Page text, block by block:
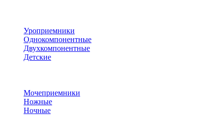
Уроприемники
Однокомпонентные
Двухкомпонентные
Детские
Мочеприемники
Ножные
Ночные